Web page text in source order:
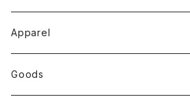
Apparel
Goods